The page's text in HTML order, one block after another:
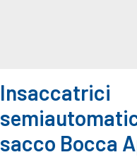
Insaccatrici
sacco Bocca